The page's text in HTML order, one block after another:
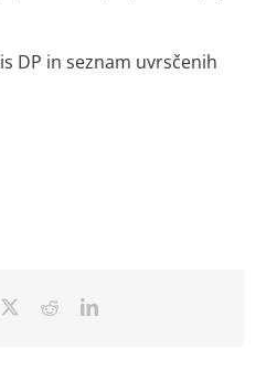
DP in seznam uvrsčenih
RedditLinkedIn